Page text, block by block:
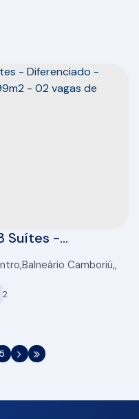
Suítes -
Privativa -
- Balneário
,Balneário Camboriú ,
2
5